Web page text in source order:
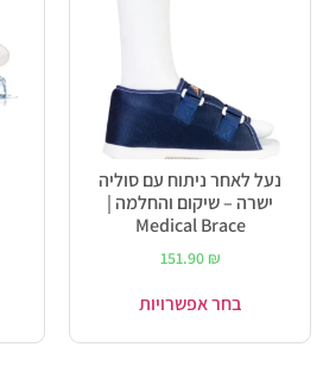
נעל לאחר ניתוח עם סוליה
ישרה – שיקום והחלמה |
Medical Brace
151.90 ₪
בחר אפשרויות